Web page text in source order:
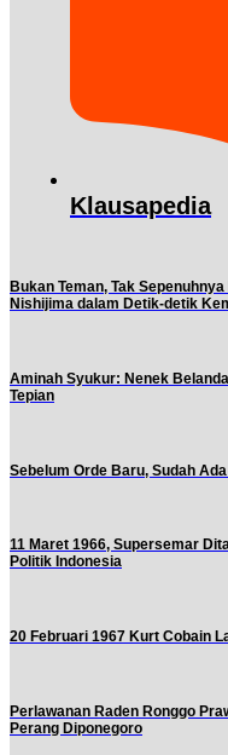
Klausapedia
Bukan Teman, Tak
Nishijima dalam Detik-detik
Aminah Syukur: Nenek
Tepian
Sebelum Orde Baru, Sudah
11 Maret 1966, Supersemar
Politik Indonesia
20 Februari 1967 Kurt Cobain
Perlawanan Raden Ronggo
Perang Diponegoro